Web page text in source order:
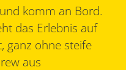
komm an Bord.
das Erlebnis auf
ganz ohne steife
aus